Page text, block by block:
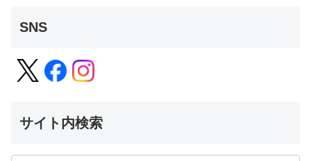
SNS
サイト内検索